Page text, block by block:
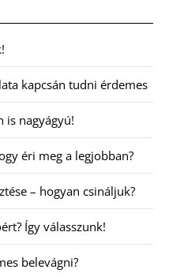
kapcsán tudni érdemes
is nagyágyú!
éri meg a legjobban?
– hogyan csináljuk?
Így válasszunk!
belevágni?